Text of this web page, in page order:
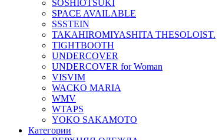
SOSHIOTSUKI
SPACE AVAILABLE
SSSTEIN
TAKAHIROMIYASHITA THESOLOIST.
TIGHTBOOTH
UNDERCOVER
UNDERCOVER for Woman
VISVIM
WACKO MARIA
WMV
WTAPS
YOKO SAKAMOTO
Категории